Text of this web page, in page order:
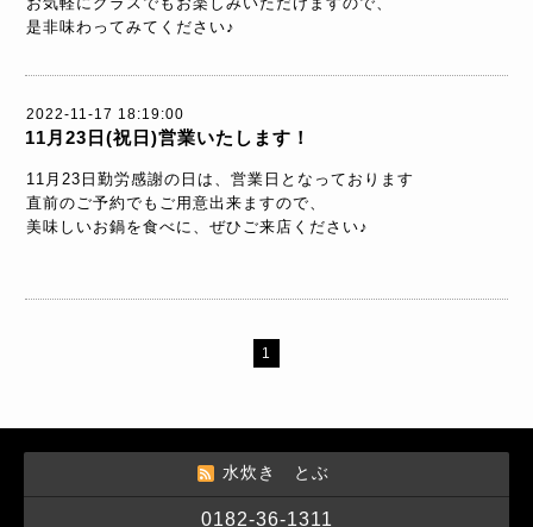
是非味わってみてください♪
2022-11-17 18:19:00
11月23日(祝日)営業いたします！
11月23日勤労感謝の日は、営業日となっております
直前のご予約でもご用意出来ますので、
美味しいお鍋を食べに、ぜひご来店ください♪
1
水炊き とぶ
0182-36-1311